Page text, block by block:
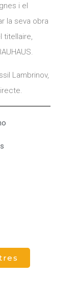
i el
la seva obra
titellaire,
Lambrinov,